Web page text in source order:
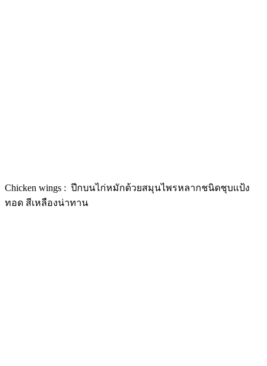
Chicken wings : ปีกบนไก่หมักด้วยสมุนไพรหลากชนิดชุบแป้ง
ทอด สีเหลืองน่าทาน